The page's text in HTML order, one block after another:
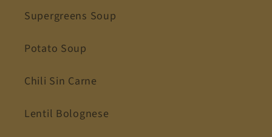
Supergreens Soup
Potato Soup
Chili Sin Carne
Lentil Bolognese